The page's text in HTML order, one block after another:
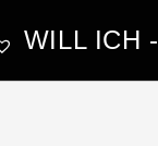
WILL ICH -